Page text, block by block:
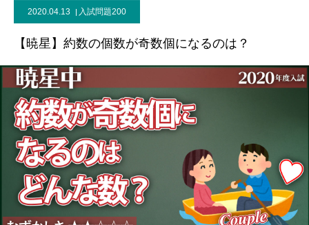
2020.04.13 入試問題200
【暁星】約数の個数が奇数個になるのは？